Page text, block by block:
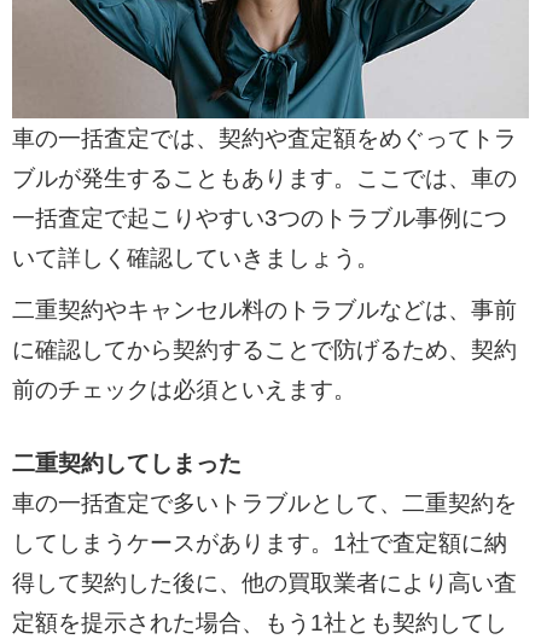
車の一括査定では、契約や査定額をめぐってトラ
ブルが発生することもあります。ここでは、車の
一括査定で起こりやすい3つのトラブル事例につ
いて詳しく確認していきましょう。
二重契約やキャンセル料のトラブルなどは、事前
に確認してから契約することで防げるため、契約
前のチェックは必須といえます。
二重契約してしまった
車の一括査定で多いトラブルとして、二重契約を
してしまうケースがあります。1社で査定額に納
得して契約した後に、他の買取業者により高い査
定額を提示された場合、もう1社とも契約してし